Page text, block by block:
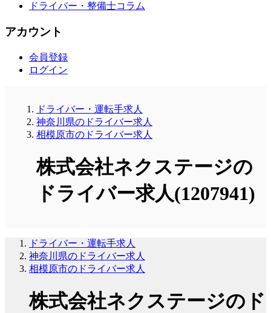
ドライバー・整備士コラム
アカウント
会員登録
ログイン
ドライバー・運転手求人
神奈川県のドライバー求人
相模原市のドライバー求人
株式会社ネクステージの
ドライバー求人(1207941)
ドライバー・運転手求人
神奈川県のドライバー求人
相模原市のドライバー求人
株式会社ネクステージのド